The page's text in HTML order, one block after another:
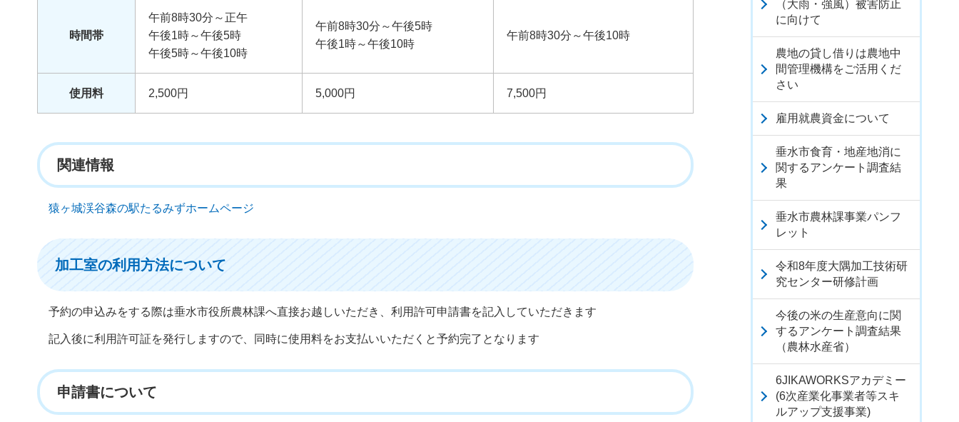
時間帯
午前8時30分～正午
午後1時～午後5時
午後5時～午後10時
午前8時30分～午後5時
午後1時～午後10時
午前8時30分～午後10時
使用料 2,500円 5,000円 7,500円
関連情報
猿ヶ城渓谷森の駅たるみずホームページ
加工室の利用方法について
予約の申込みをする際は垂水市役所農林課へ直接お越しいただき、利用許可申請書を記入していただきます
記入後に利用許可証を発行しますので、同時に使用料をお支払いいただくと予約完了となります
申請書について
（大雨・強風）被害防止
に向けて
農地の貸し借りは農地中
間管理機構をご活用くだ
さい
雇用就農資金について
垂水市食育・地産地消に
関するアンケート調査結
果
垂水市農林課事業パンフ
レット
令和8年度大隅加工技術研
究センター研修計画
今後の米の生産意向に関
するアンケート調査結果
（農林水産省）
6JIKAWORKSアカデミー
(6次産業化事業者等スキ
ルアップ支援事業)